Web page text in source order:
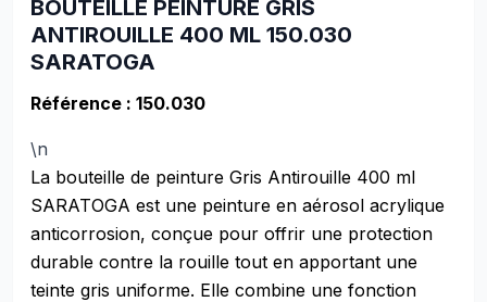
BOUTEILLE PEINTURE GRIS
ANTIROUILLE 400 ML 150.030
SARATOGA
Référence : 150.030
\n
La bouteille de peinture Gris Antirouille 400 ml
SARATOGA est une peinture en aérosol acrylique
anticorrosion, conçue pour offrir une protection
durable contre la rouille tout en apportant une
teinte gris uniforme. Elle combine une fonction